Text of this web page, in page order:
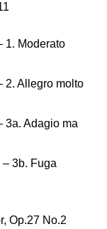
1. Moderato
2. Allegro molto
3a. Adagio ma
3b. Fuga
Op.27 No.2